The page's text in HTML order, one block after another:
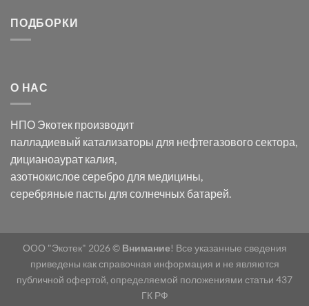
оксида
в
электролите
калий
дицианоаурат–
гексацианоферрата
ПОДБОРКИ
О НАС
НПО Экотек производит
палладиевый катализаторы для нефтегазового сектора,
дицианоаурат калия,
азотнокислое серебро для медицины,
серебряные пасты для солнечных батарей.
ООО "Экотек" 2026 © Внимание! Все указанные сведения
приведены как справочная информация и не являются
публичной офертой, определяемой положениями статьи 437
ГК РФ